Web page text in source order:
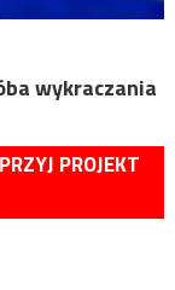
wykraczania
PROJEKT